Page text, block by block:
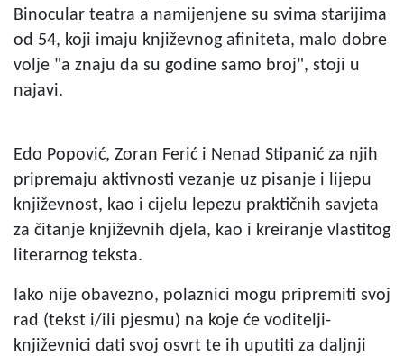
Binocular teatra a namijenjene su svima starijima
od 54, koji imaju književnog afiniteta, malo dobre
volje "a znaju da su godine samo broj", stoji u
najavi.
Edo Popović, Zoran Ferić i Nenad Stipanić za njih
pripremaju aktivnosti vezanje uz pisanje i lijepu
književnost, kao i cijelu lepezu praktičnih savjeta
za čitanje književnih djela, kao i kreiranje vlastitog
literarnog teksta.
Iako nije obavezno, polaznici mogu pripremiti svoj
rad (tekst i/ili pjesmu) na koje će voditelji-
književnici dati svoj osvrt te ih uputiti za daljnji